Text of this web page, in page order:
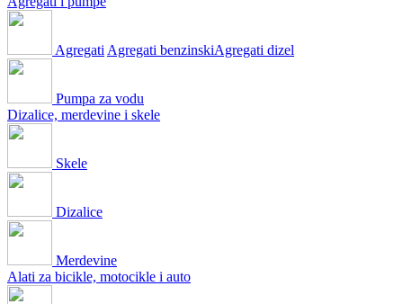
Agregati Agregati benzinskiAgregati dizel
Pumpa za vodu
Dizalice, merdevine i skele
Skele
Dizalice
Merdevine
Alati za bicikle, motocikle i auto